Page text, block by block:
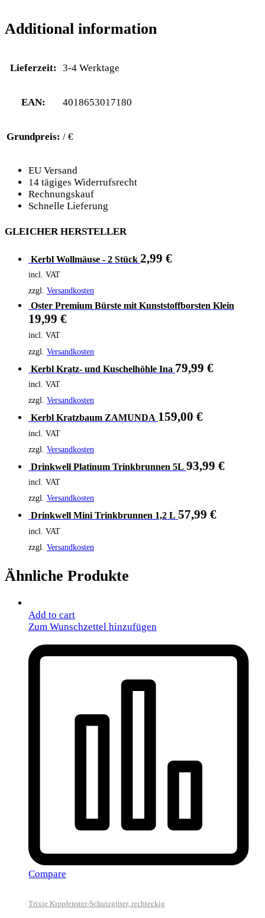
Additional information
Lieferzeit: 3-4 Werktage
EAN: 4018653017180
Grundpreis: / €
EU Versand
14 tägiges Widerrufsrecht
Rechnungskauf
Schnelle Lieferung
GLEICHER HERSTELLER
Kerbl Wollmäuse - 2 Stück 2,99 €
incl. VAT
zzgl. Versandkosten
Oster Premium Bürste mit Kunststoffborsten Klein
19,99 €
incl. VAT
zzgl. Versandkosten
Kerbl Kratz- und Kuschelhöhle Ina 79,99 €
incl. VAT
zzgl. Versandkosten
Kerbl Kratzbaum ZAMUNDA 159,00 €
incl. VAT
zzgl. Versandkosten
Drinkwell Platinum Trinkbrunnen 5L 93,99 €
incl. VAT
zzgl. Versandkosten
Drinkwell Mini Trinkbrunnen 1,2 L 57,99 €
incl. VAT
zzgl. Versandkosten
Ähnliche Produkte
Add to cart
Zum Wunschzettel hinzufügen
Compare
Trixie Kippfenster-Schutzgitter, rechteckig